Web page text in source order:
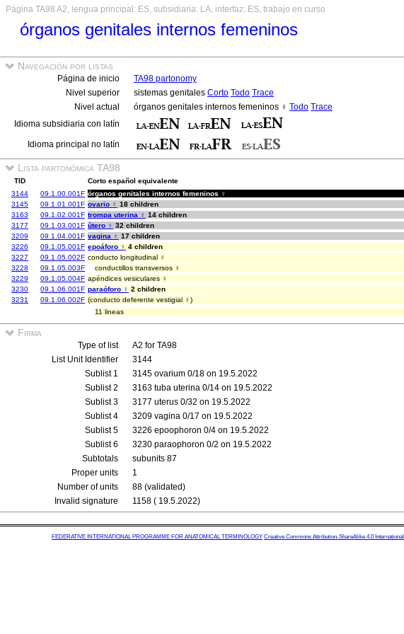
Página TA98 A2, lengua principal: ES, subsidiaria: LA, interfaz: ES, trabajo en curso
órganos genitales internos femeninos
Navegación por listas
Página de inicio
TA98 partonomy
Nivel superior
sistemas genitales Corto Todo Trace
Nivel actual
órganos genitales internos femeninos ♀ Todo Trace
Idioma subsidiaria con latín
Idioma principal no latín
Lista partonómica TA98
TID Corto español equivalente
3144
09.1.00.001F órganos genitales internos femeninos ♀
3145
09.1.01.001F ovario ♀ 18 children
3163
09.1.02.001F trompa uterina ♀ 14 children
3177
09.1.03.001F útero ♀ 32 children
3209
09.1.04.001F vagina ♀ 17 children
3226
09.1.05.001F epoáforo ♀ 4 children
3227
09.1.05.002F conducto longitudinal ♀
3228
09.1.05.003F conductillos transversos ♀
3229
09.1.05.004F apéndices vesiculares ♀
3230
09.1.06.001F paraóforo ♀ 2 children
3231
09.1.06.002F (conducto deferente vestigial ♀)
11 lineas
Firma
Type of list
A2 for TA98
List Unit Identifier
3144
Sublist 1
3145 ovarium 0/18 on 19.5.2022
Sublist 2
3163 tuba uterina 0/14 on 19.5.2022
Sublist 3
3177 uterus 0/32 on 19.5.2022
Sublist 4
3209 vagina 0/17 on 19.5.2022
Sublist 5
3226 epoophoron 0/4 on 19.5.2022
Sublist 6
3230 paraophoron 0/2 on 19.5.2022
Subtotals
subunits 87
Proper units
1
Number of units
88 (validated)
Invalid signature
1158 ( 19.5.2022)
FEDERATIVE INTERNATIONAL PROGRAMME FOR ANATOMICAL TERMINOLOGY Creative Commons Attribution-ShareAlike 4.0 International